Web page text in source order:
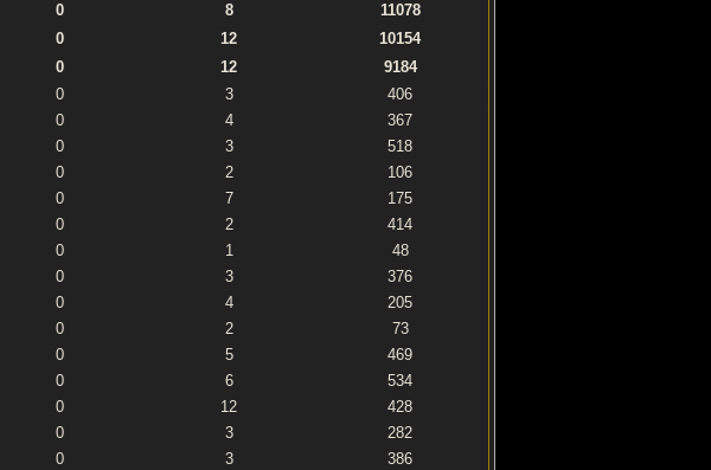
0 8
11078
0 12
10154
0 12
9184
0 3
406
0 4
367
0 3
518
0 2
106
0 7
175
0 2
414
0 1
48
0 3
376
0 4
205
0 2
73
0 5
469
0 6
534
0 12
428
0 3
282
0 3
386